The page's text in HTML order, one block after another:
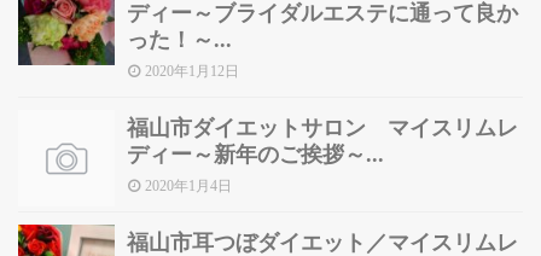
ディー～ブライダルエステに通って良か
った！～...
2020年1月12日
福山市ダイエットサロン マイスリムレ
ディー～新年のご挨拶～...
2020年1月4日
福山市耳つぼダイエット／マイスリムレ